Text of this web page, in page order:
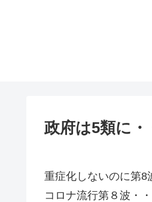
政府は5類に・
重症化しないのに第8
コロナ流行第８波・